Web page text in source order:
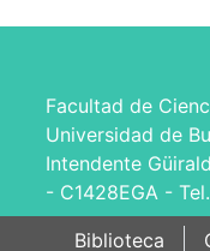
Facultad de
Universidad de
Intendente
- C1428EGA -
Biblioteca